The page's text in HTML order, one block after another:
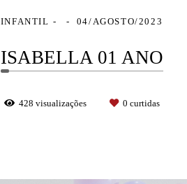
INFANTIL 04/AGOSTO/2023
ISABELLA 01 ANO
428 visualizações 0 curtidas